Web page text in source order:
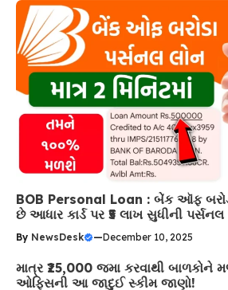
BOB Personal Loan : બેંક ઑફ
છે આધાર કાર્ડ પર ₹5 લાખ સુધીની
By NewsDesk —December 10, 2025
માત્ર ₹25,000 જમા કરવાથી બાળકોને
ઓફિસની આ જાદુઈ સ્કીમ જાણો!